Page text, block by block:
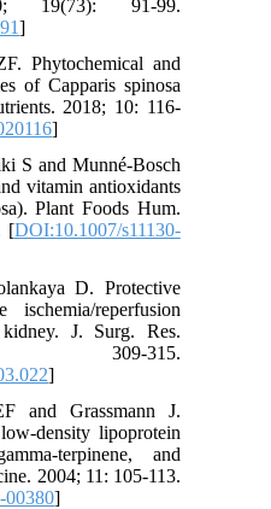
19(73): 91-99.
ZF. Phytochemical and
of Capparis spinosa
2018; 10: 116-
S and Munné-Bosch
and vitamin antioxidants
Plant Foods Hum.
[DOI:10.1007/s11130-
D. Protective
ischemia/reperfusion
kidney. J. Surg. Res.
309-315.
EF and Grassmann J.
low-density lipoprotein
terpinene, and
2004; 11: 105-113.
00380